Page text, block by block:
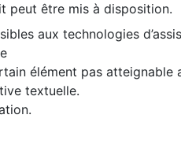
peut être mis à disposition.
aux technologies
élément pas atteignable
textuelle.